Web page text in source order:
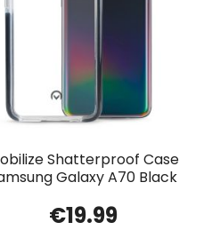
Shatterproof Case
Galaxy A70 Black
€19.99